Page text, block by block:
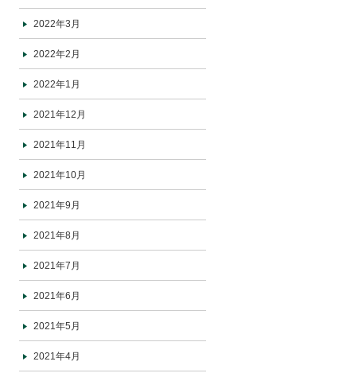
2022年3月
2022年2月
2022年1月
2021年12月
2021年11月
2021年10月
2021年9月
2021年8月
2021年7月
2021年6月
2021年5月
2021年4月